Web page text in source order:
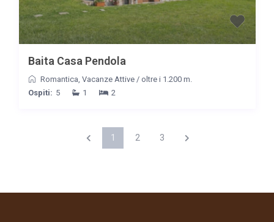
Baita Casa Pendola
Romantica, Vacanze Attive/ oltre i 1.200 m.
Ospiti: 5 1 2
1 2 3